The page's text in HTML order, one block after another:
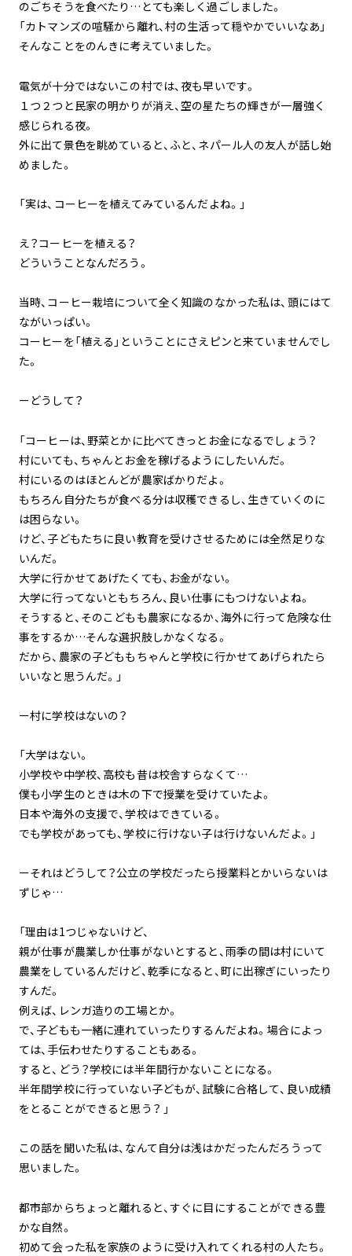
のごちそうを食べたり…とても楽しく過ごしました。
「カトマンズの喧騒から離れ、村の生活って穏やかでいいなあ」
そんなことをのんきに考えていました。
電気が十分ではないこの村では、夜も早いです。
１つ２つと民家の明かりが消え、空の星たちの輝きが一層強く
感じられる夜。
外に出て景色を眺めていると、ふと、ネパール人の友人が話し始
めました。
「実は、コーヒーを植えてみているんだよね。」
え？コーヒーを植える？
どういうことなんだろう。
当時、コーヒー栽培について全く知識のなかった私は、頭にはて
ながいっぱい。
コーヒーを「植える」ということにさえピンと来ていませんでし
た。
ーどうして？
「コーヒーは、野菜とかに比べてきっとお金になるでしょう？
村にいても、ちゃんとお金を稼げるようにしたいんだ。
村にいるのはほとんどが農家ばかりだよ。
もちろん自分たちが食べる分は収穫できるし、生きていくのに
は困らない。
けど、子どもたちに良い教育を受けさせるためには全然足りな
いんだ。
大学に行かせてあげたくても、お金がない。
大学に行ってないともちろん、良い仕事にもつけないよね。
そうすると、そのこどもも農家になるか、海外に行って危険な仕
事をするか…そんな選択肢しかなくなる。
だから、農家の子どももちゃんと学校に行かせてあげられたら
いいなと思うんだ。」
ー村に学校はないの？
「大学はない。
小学校や中学校、高校も昔は校舎すらなくて…
僕も小学生のときは木の下で授業を受けていたよ。
日本や海外の支援で、学校はできている。
でも学校があっても、学校に行けない子は行けないんだよ。」
ーそれはどうして？公立の学校だったら授業料とかいらないは
ずじゃ…
「理由は1つじゃないけど、
親が仕事が農業しか仕事がないとすると、雨季の間は村にいて
農業をしているんだけど、乾季になると、町に出稼ぎにいったり
すんだ。
例えば、レンガ造りの工場とか。
で、子どもも一緒に連れていったりするんだよね。場合によっ
ては、手伝わせたりすることもある。
すると、どう？学校には半年間行かないことになる。
半年間学校に行っていない子どもが、試験に合格して、良い成績
をとることができると思う？ 」
この話を聞いた私は、なんて自分は浅はかだったんだろうって
思いました。
都市部からちょっと離れると、すぐに目にすることができる豊
かな自然。
初めて会った私を家族のように受け入れてくれる村の人たち。